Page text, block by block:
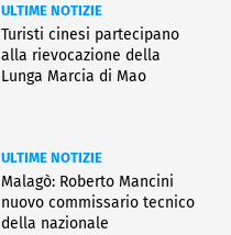
ULTIME NOTIZIE
Turisti cinesi partecipano
alla rievocazione della
Lunga Marcia di Mao
ULTIME NOTIZIE
Malagò: Roberto Mancini
nuovo commissario tecnico
della nazionale